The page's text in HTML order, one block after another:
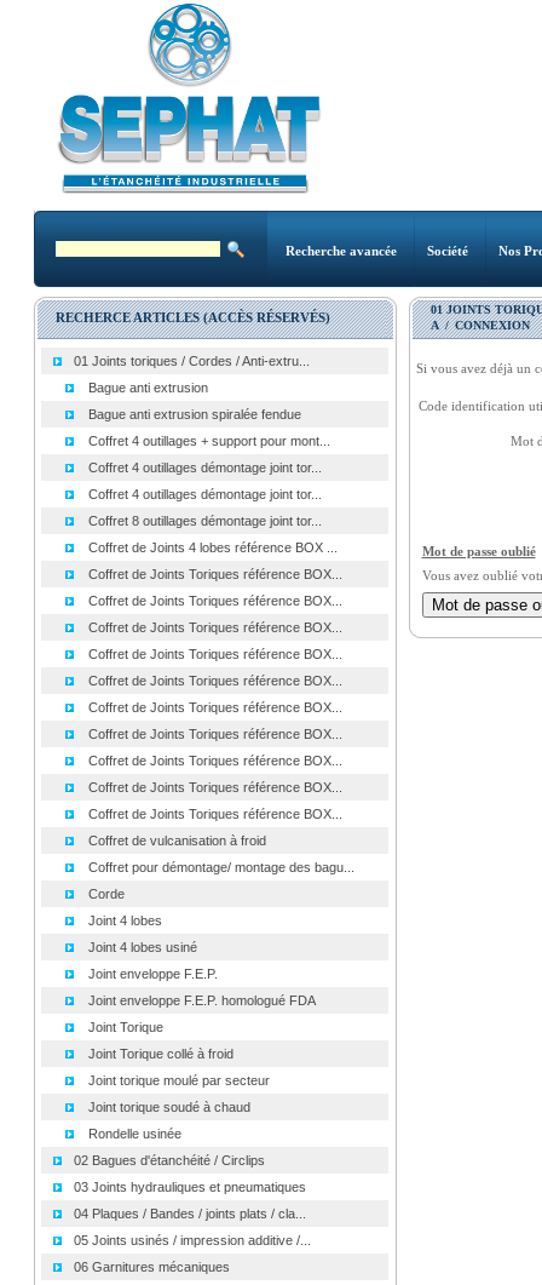
Recherche avancée Société Nos
RECHERCE ARTICLES (ACCÈS RÉSERVÉS)
01 Joints toriques / Cordes / Anti-extru...
Bague anti extrusion
Bague anti extrusion spiralée fendue
Coffret 4 outillages + support pour mont...
Coffret 4 outillages démontage joint tor...
Coffret 4 outillages démontage joint tor...
Coffret 8 outillages démontage joint tor...
Coffret de Joints 4 lobes référence BOX ...
Coffret de Joints Toriques référence BOX...
Coffret de Joints Toriques référence BOX...
Coffret de Joints Toriques référence BOX...
Coffret de Joints Toriques référence BOX...
Coffret de Joints Toriques référence BOX...
Coffret de Joints Toriques référence BOX...
Coffret de Joints Toriques référence BOX...
Coffret de Joints Toriques référence BOX...
Coffret de Joints Toriques référence BOX...
Coffret de Joints Toriques référence BOX...
Coffret de vulcanisation à froid
Coffret pour démontage/ montage des bagu...
Corde
Joint 4 lobes
Joint 4 lobes usiné
Joint enveloppe F.E.P.
Joint enveloppe F.E.P. homologué FDA
Joint Torique
Joint Torique collé à froid
Joint torique moulé par secteur
Joint torique soudé à chaud
Rondelle usinée
02 Bagues d'étanchéité / Circlips
03 Joints hydrauliques et pneumatiques
04 Plaques / Bandes / joints plats / cla...
05 Joints usinés / impression additive /...
06 Garnitures mécaniques
01 JOINTS
A / CONNEXION
Si vous avez déjà un
Code identification
Mot
Mot de passe oublié
Vous avez oublié